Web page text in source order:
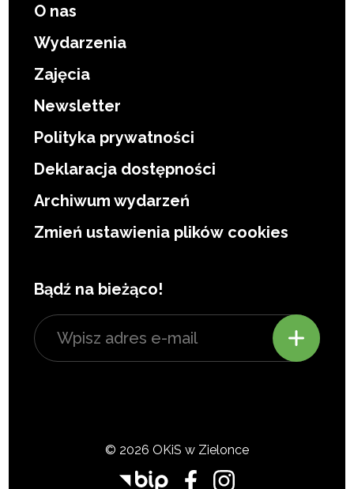
O nas
Wydarzenia
Zajęcia
Newsletter
Polityka prywatności
Deklaracja dostępności
Archiwum wydarzeń
Zmień ustawienia plików cookies
Bądź na bieżąco!
© 2026 OKiS w Zielonce